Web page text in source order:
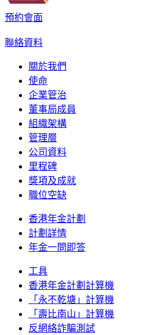
預約會面
聯絡資料
關於我們
使命
企業管治
董事局成員
組織架構
管理層
公司資料
里程碑
獎項及成就
職位空缺
香港年金計劃
計劃詳情
年金一問即答
工具
香港年金計劃計算機
「永不乾塘」計算機
「壽比南山」計算機
反網絡詐騙測試